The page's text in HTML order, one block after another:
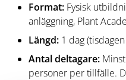
Format: Fysisk
anläggning, Plant
Längd: 1 dag
Antal deltagare:
personer per tillfälle.